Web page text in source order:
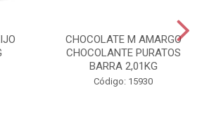
CHOCOLATE M AMARGO
CHOCOLANTE PURATOS
BARRA 2,01KG
Código: 15930